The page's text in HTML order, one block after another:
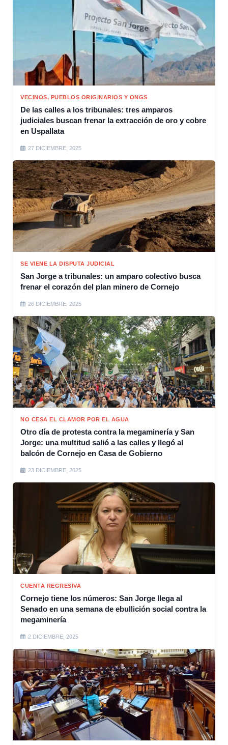
VECINOS, PUEBLOS ORIGINARIOS Y ONGS
De las calles a los tribunales: tres amparos
judiciales buscan frenar la extracción de oro y cobre
en Uspallata
27 DICIEMBRE, 2025
SE VIENE LA DISPUTA JUDICIAL
San Jorge a tribunales: un amparo colectivo busca
frenar el corazón del plan minero de Cornejo
26 DICIEMBRE, 2025
NO CESA EL CLAMOR POR EL AGUA
Otro día de protesta contra la megaminería y San
Jorge: una multitud salió a las calles y llegó al
balcón de Cornejo en Casa de Gobierno
23 DICIEMBRE, 2025
CUENTA REGRESIVA
Cornejo tiene los números: San Jorge llega al
Senado en una semana de ebullición social contra la
megaminería
2 DICIEMBRE, 2025